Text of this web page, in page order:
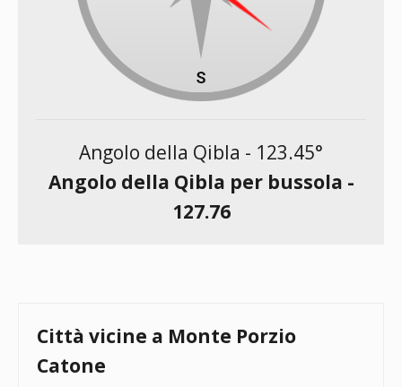
Angolo della Qibla - 123.45°
Angolo della Qibla per bussola -
127.76
Città vicine a Monte Porzio
Catone